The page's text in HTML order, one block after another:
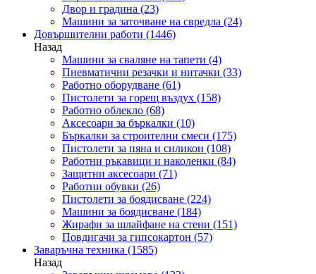
Двор и градина (23)
Машини за заточване на свредла (24)
Довършителни работи (1446)
Назад
Машини за сваляне на тапети (4)
Пневматични резачки и нитачки (33)
Работно оборудване (61)
Пистолети за горещ въздух (158)
Работно облекло (68)
Аксесоари за бъркалки (10)
Бъркалки за строителни смеси (175)
Пистолети за пяна и силикон (108)
Работни ръкавици и наколенки (84)
Защитни аксесоари (71)
Работни обувки (26)
Пистолети за боядисване (224)
Машини за боядисване (184)
Жирафи за шлайфане на стени (151)
Повдигачи за гипсокартон (57)
Заваръчна техника (1585)
Назад